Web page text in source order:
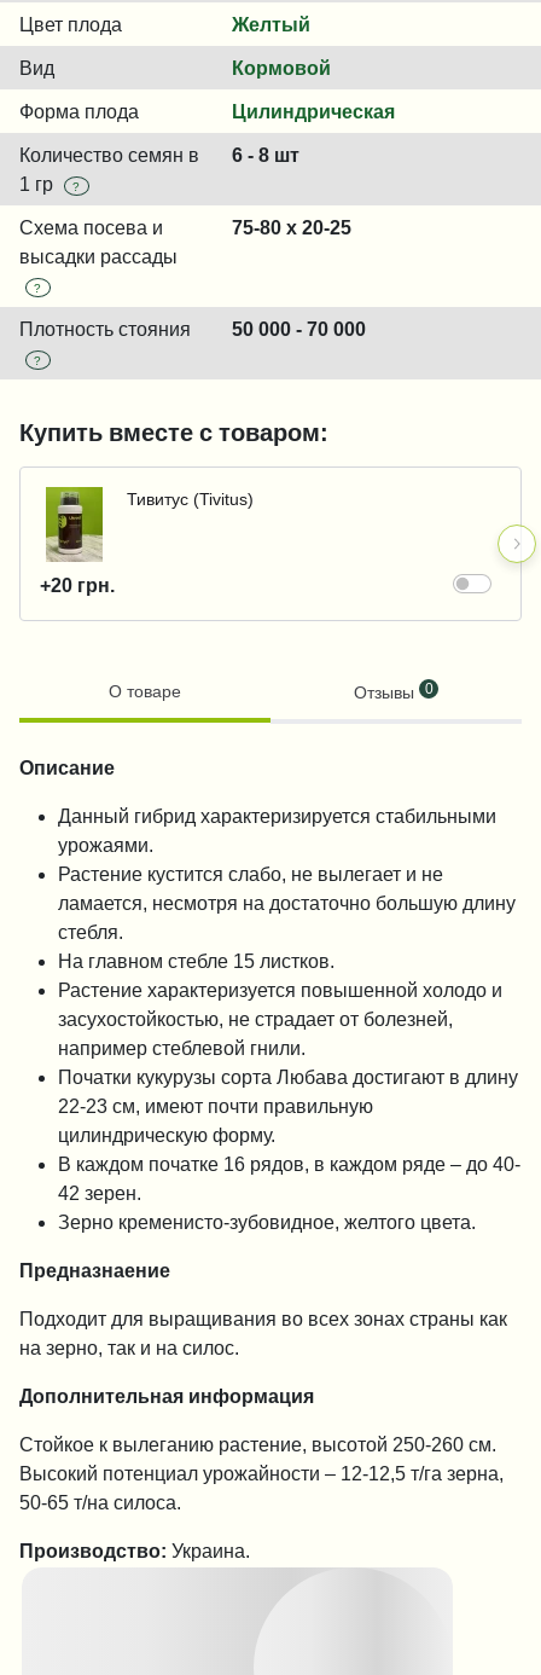
Цвет плода Желтый
Вид Кормовой
Форма плода Цилиндрическая
Количество семян в
1 гр
?
6 - 8 шт
Схема посева и
высадки рассады
?
75-80 х 20-25
Плотность стояния
?
50 000 - 70 000
Купить вместе с товаром:
Тивитус (Tivitus)
+20 грн.
О товаре Отзывы 0
Описание
Данный гибрид характеризируется стабильными
урожаями.
Растение кустится слабо, не вылегает и не
ламается, несмотря на достаточно большую длину
стебля.
На главном стебле 15 листков.
Растение характеризуется повышенной холодо и
засухостойкостью, не страдает от болезней,
например стеблевой гнили.
Початки кукурузы сорта Любава достигают в длину
22-23 см, имеют почти правильную
цилиндрическую форму.
В каждом початке 16 рядов, в каждом ряде – до 40-
42 зерен.
Зерно кременисто-зубовидное, желтого цвета.
Предназнаение
Подходит для выращивания во всех зонах страны как
на зерно, так и на силос.
Дополнительная информация
Стойкое к вылеганию растение, высотой 250-260 см.
Высокий потенциал урожайности – 12-12,5 т/га зерна,
50-65 т/на силоса.
Производство: Украина.